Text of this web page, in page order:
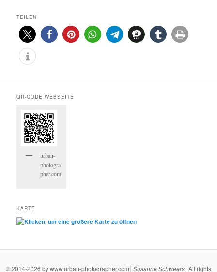
TEILEN
QR-CODE WEBSEITE
urban-
photogra
pher.com
KARTE
© 2014-2026 by www.urban-photographer.com│ SusanneSchweers │All rights